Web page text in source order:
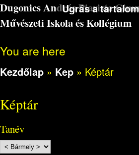
Ugrás a
Dugonics András Piarista
Művészeti Iskola és Kollégium
You are here
Kezdőlap » Kep » Képtár
Képtár
Tanév